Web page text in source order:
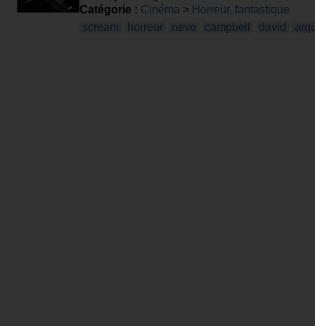
Catégorie : Cinéma > Horreur, fantastique
scream
horreur neve campbell david